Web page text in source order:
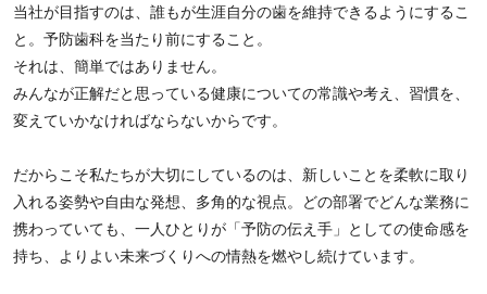
当社が目指すのは、誰もが生涯自分の歯を維持できるようにするこ
と。予防歯科を当たり前にすること。
それは、簡単ではありません。
みんなが正解だと思っている健康についての常識や考え、習慣を、
変えていかなければならないからです。
だからこそ私たちが大切にしているのは、新しいことを柔軟に取り
入れる姿勢や自由な発想、多角的な視点。どの部署でどんな業務に
携わっていても、一人ひとりが「予防の伝え手」としての使命感を
持ち、よりよい未来づくりへの情熱を燃やし続けています。